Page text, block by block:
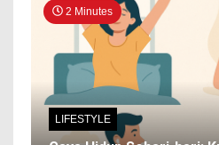
2 Minutes
LIFESTYLE